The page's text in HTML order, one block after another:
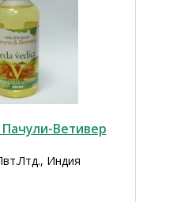
Ветивер
Индия